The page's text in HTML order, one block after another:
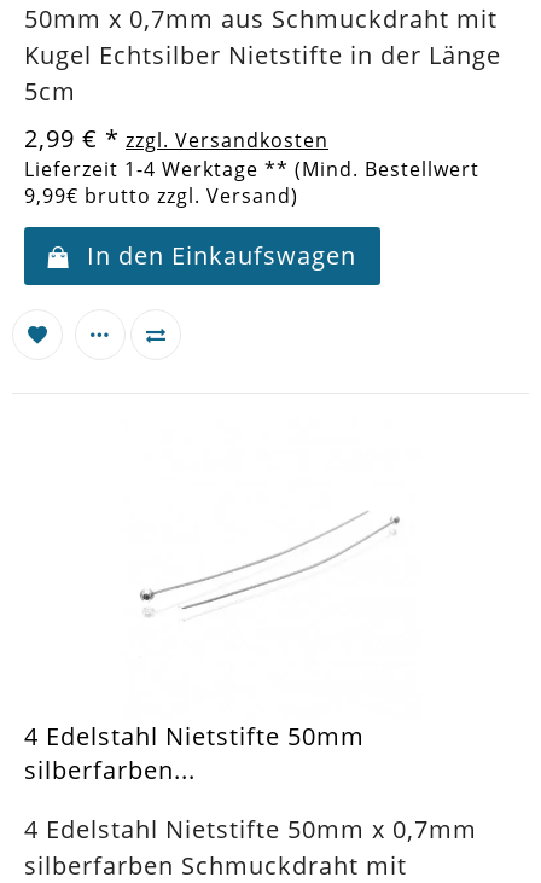
50mm x 0,7mm aus Schmuckdraht mit
Kugel Echtsilber Nietstifte in der Länge
5cm
2,99 € * zzgl. Versandkosten
Lieferzeit 1-4 Werktage ** (Mind. Bestellwert
9,99€ brutto zzgl. Versand)
In den Einkaufswagen
4 Edelstahl Nietstifte 50mm
silberfarben...
4 Edelstahl Nietstifte 50mm x 0,7mm
silberfarben Schmuckdraht mit